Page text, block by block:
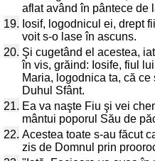
aflat având în pântece de
19. Iosif, logodnicul ei, drept
voit s-o lase în ascuns.
20. Şi cugetând el acestea,
în vis, grăind: Iosife, fiul
Maria, logodnica ta, că
Duhul Sfânt.
21. Ea va naşte Fiu şi vei
mântui poporul Său de
22. Acestea toate s-au făcut
zis de Domnul prin